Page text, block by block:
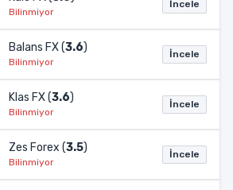
Bilinmiyor
İncele
Balans FX (3.6)
Bilinmiyor
İncele
Klas FX (3.6)
Bilinmiyor
İncele
Zes Forex (3.5)
Bilinmiyor
İncele